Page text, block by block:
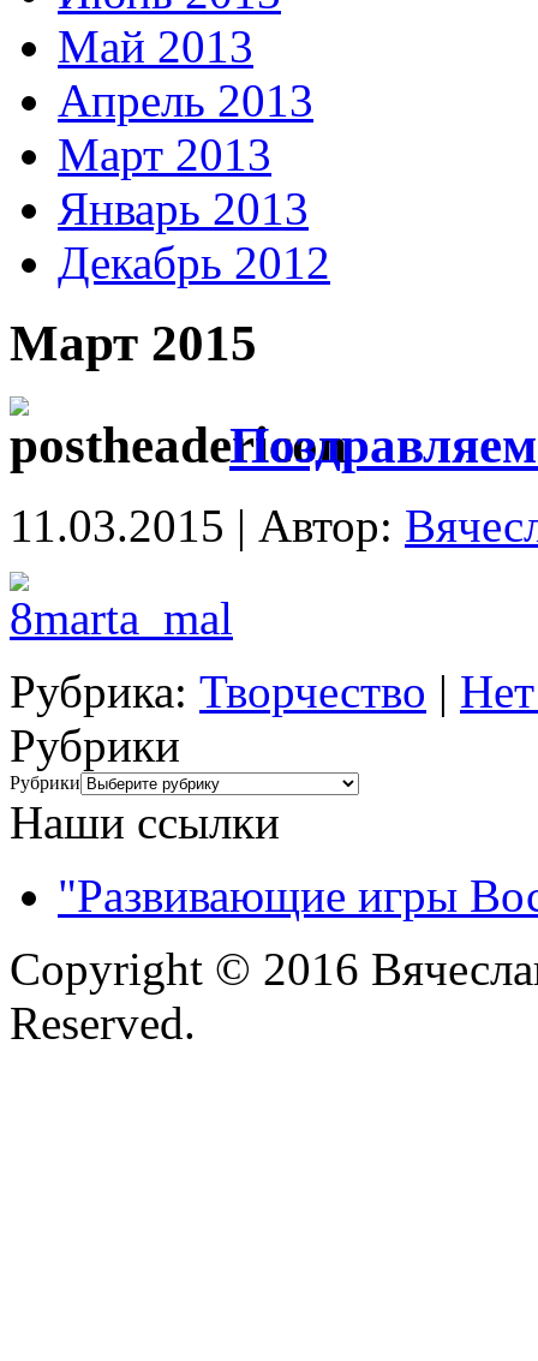
Май 2013
Апрель 2013
Март 2013
Январь 2013
Декабрь 2012
Март 2015
11.03.2015 | Автор:
Рубрика: Творчество |
Рубрики
Рубрики
Наши ссылки
"Развивающие игры
Copyright © 2016
Reserved.